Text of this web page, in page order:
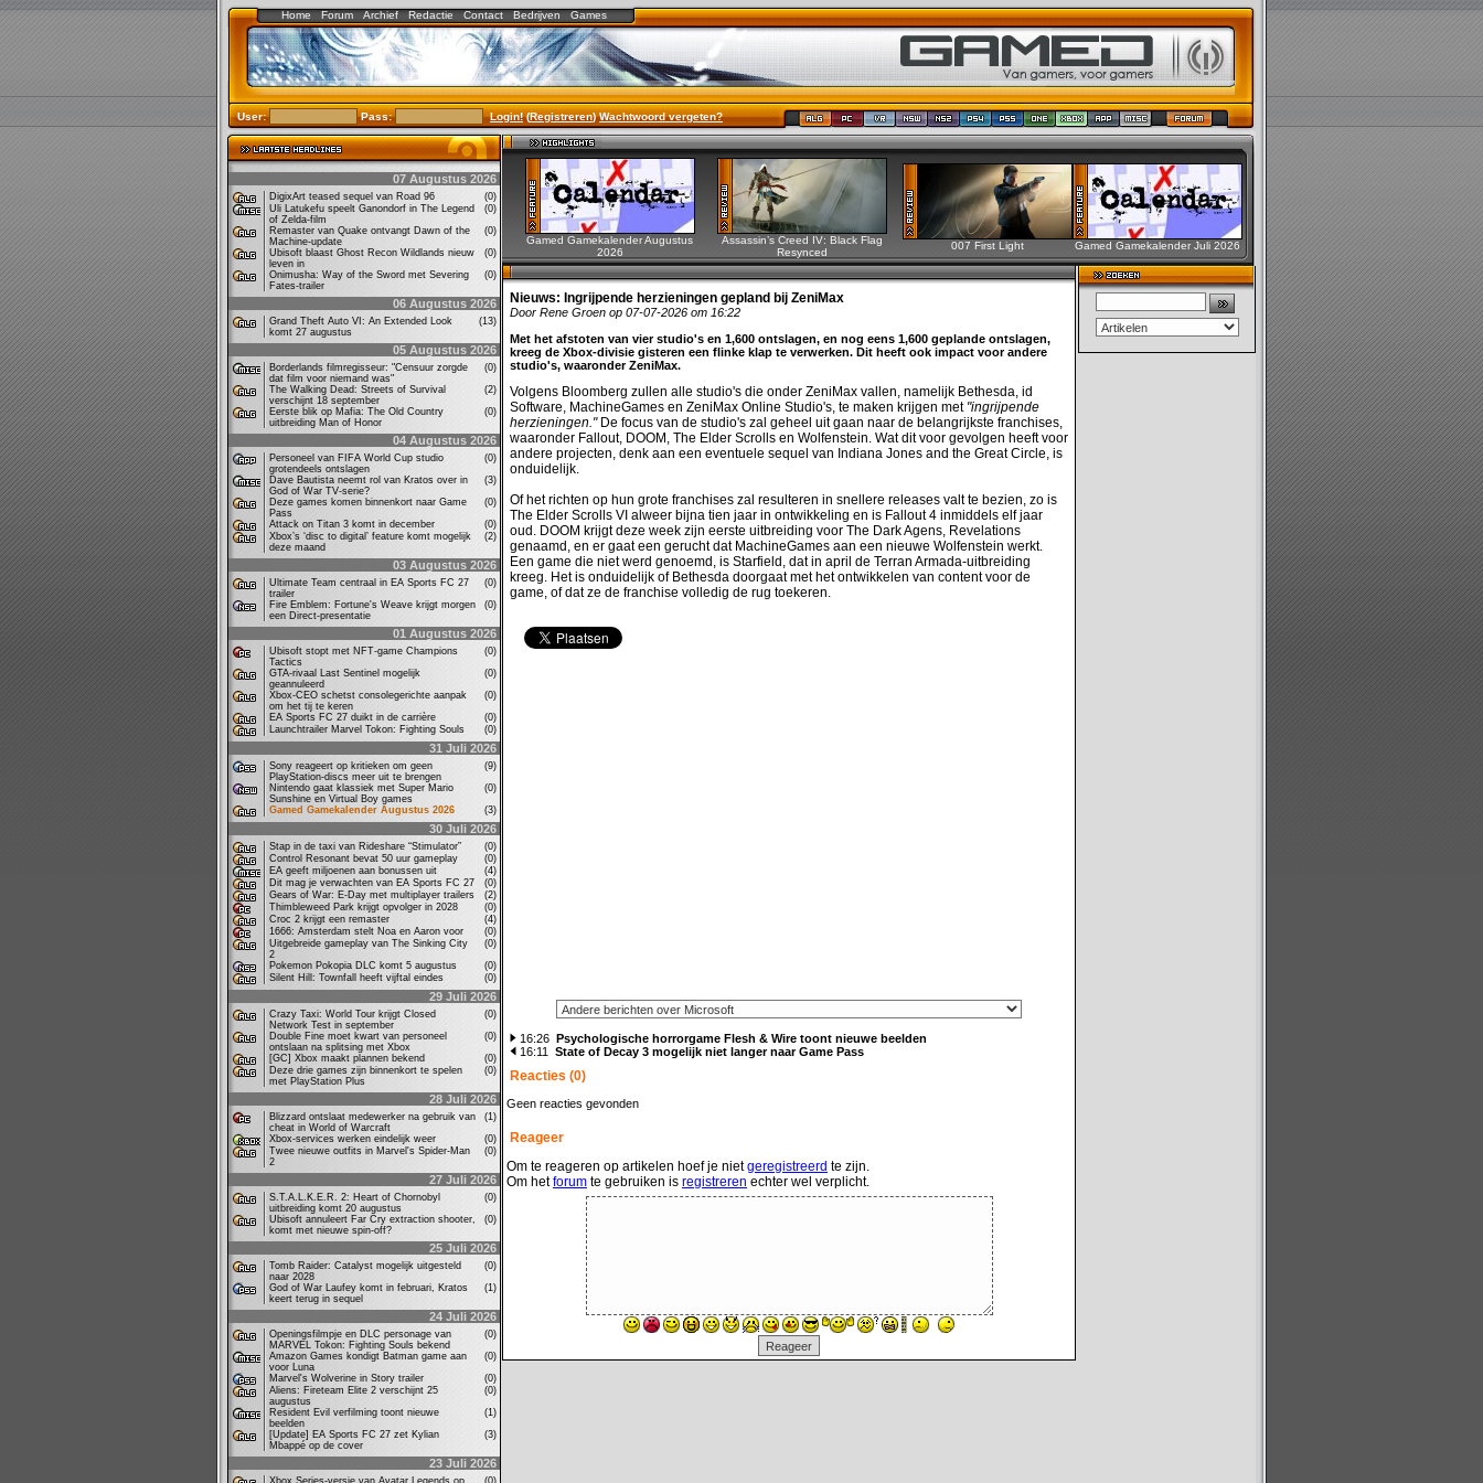
Home Forum Archief Redactie Contact Bedrijven Games
User: Pass: Login!(Registreren)Wachtwoord vergeten?
07 Augustus 2026
DigixArt teased sequel van Road 96
(0)
Uli Latukefu speelt Ganondorf in The Legend
of Zelda-film
(0)
Remaster van Quake ontvangt Dawn of the
Machine-update
(0)
Ubisoft blaast Ghost Recon Wildlands nieuw
leven in
(0)
Onimusha: Way of the Sword met Severing
Fates-trailer
(0)
06 Augustus 2026
Grand Theft Auto VI: An Extended Look
komt 27 augustus
(13)
05 Augustus 2026
Borderlands filmregisseur: "Censuur zorgde
dat film voor niemand was"
(0)
The Walking Dead: Streets of Survival
verschijnt 18 september
(2)
Eerste blik op Mafia: The Old Country
uitbreiding Man of Honor
(0)
04 Augustus 2026
Personeel van FIFA World Cup studio
grotendeels ontslagen
(0)
Dave Bautista neemt rol van Kratos over in
God of War TV-serie?
(3)
Deze games komen binnenkort naar Game
Pass
(0)
Attack on Titan 3 komt in december
(0)
Xbox’s ‘disc to digital’ feature komt mogelijk
deze maand
(2)
03 Augustus 2026
Ultimate Team centraal in EA Sports FC 27
trailer
(0)
Fire Emblem: Fortune's Weave krijgt morgen
een Direct-presentatie
(0)
01 Augustus 2026
Ubisoft stopt met NFT-game Champions
Tactics
(0)
GTA-rivaal Last Sentinel mogelijk
geannuleerd
(0)
Xbox-CEO schetst consolegerichte aanpak
om het tij te keren
(0)
EA Sports FC 27 duikt in de carrière
(0)
Launchtrailer Marvel Tokon: Fighting Souls
(0)
31 Juli 2026
Sony reageert op kritieken om geen
PlayStation-discs meer uit te brengen
(9)
Nintendo gaat klassiek met Super Mario
Sunshine en Virtual Boy games
(0)
Gamed Gamekalender Augustus 2026
(3)
30 Juli 2026
Stap in de taxi van Rideshare “Stimulator”
(0)
Control Resonant bevat 50 uur gameplay
(0)
EA geeft miljoenen aan bonussen uit
(4)
Dit mag je verwachten van EA Sports FC 27
(0)
Gears of War: E-Day met multiplayer trailers
(2)
Thimbleweed Park krijgt opvolger in 2028
(0)
Croc 2 krijgt een remaster
(4)
1666: Amsterdam stelt Noa en Aaron voor
(0)
Uitgebreide gameplay van The Sinking City
2
(0)
Pokemon Pokopia DLC komt 5 augustus
(0)
Silent Hill: Townfall heeft vijftal eindes
(0)
29 Juli 2026
Crazy Taxi: World Tour krijgt Closed
Network Test in september
(0)
Double Fine moet kwart van personeel
ontslaan na splitsing met Xbox
(0)
[GC] Xbox maakt plannen bekend
(0)
Deze drie games zijn binnenkort te spelen
met PlayStation Plus
(0)
28 Juli 2026
Blizzard ontslaat medewerker na gebruik van
cheat in World of Warcraft
(1)
Xbox-services werken eindelijk weer
(0)
Twee nieuwe outfits in Marvel's Spider-Man
2
(0)
27 Juli 2026
S.T.A.L.K.E.R. 2: Heart of Chornobyl
uitbreiding komt 20 augustus
(0)
Ubisoft annuleert Far Cry extraction shooter,
komt met nieuwe spin-off?
(0)
25 Juli 2026
Tomb Raider: Catalyst mogelijk uitgesteld
naar 2028
(0)
God of War Laufey komt in februari, Kratos
keert terug in sequel
(1)
24 Juli 2026
Openingsfilmpje en DLC personage van
MARVEL Tokon: Fighting Souls bekend
(0)
Amazon Games kondigt Batman game aan
voor Luna
(0)
Marvel's Wolverine in Story trailer
(0)
Aliens: Fireteam Elite 2 verschijnt 25
augustus
(0)
Resident Evil verfilming toont nieuwe
beelden
(1)
[Update] EA Sports FC 27 zet Kylian
Mbappé op de cover
(3)
23 Juli 2026
Xbox Series-versie van Avatar Legends op
(0)
Gamed Gamekalender Augustus
2026
Assassin’s Creed IV: Black Flag
Resynced
007 First Light Gamed Gamekalender Juli 2026
Nieuws: Ingrijpende herzieningen gepland bij ZeniMax
Door Rene Groen op 07-07-2026 om 16:22
Met het afstoten van vier studio's en 1,600 ontslagen, en nog eens 1,600 geplande ontslagen,
kreeg de Xbox-divisie gisteren een flinke klap te verwerken. Dit heeft ook impact voor andere
studio's, waaronder ZeniMax.
Volgens Bloomberg zullen alle studio's die onder ZeniMax vallen, namelijk Bethesda, id
Software, MachineGames en ZeniMax Online Studio's, te maken krijgen met "ingrijpende
herzieningen."De focus van de studio's zal geheel uit gaan naar de belangrijkste franchises,
waaronder Fallout, DOOM, The Elder Scrolls en Wolfenstein. Wat dit voor gevolgen heeft voor
andere projecten, denk aan een eventuele sequel van Indiana Jones and the Great Circle, is
onduidelijk.
Of het richten op hun grote franchises zal resulteren in snellere releases valt te bezien, zo is
The Elder Scrolls VI alweer bijna tien jaar in ontwikkeling en is Fallout 4 inmiddels elf jaar
oud. DOOM krijgt deze week zijn eerste uitbreiding voor The Dark Agens, Revelations
genaamd, en er gaat een gerucht dat MachineGames aan een nieuwe Wolfenstein werkt.
Een game die niet werd genoemd, is Starfield, dat in april de Terran Armada-uitbreiding
kreeg. Het is onduidelijk of Bethesda doorgaat met het ontwikkelen van content voor de
game, of dat ze de franchise volledig de rug toekeren.
16:26 Psychologische horrorgame Flesh & Wire toont nieuwe beelden
16:11
State of Decay 3 mogelijk niet langer naar Game Pass
Reacties (0)
Geen reacties gevonden
Reageer
Om te reageren op artikelen hoef je nietgeregistreerd te zijn.
Om hetforum te gebruiken is registreren echter wel verplicht.